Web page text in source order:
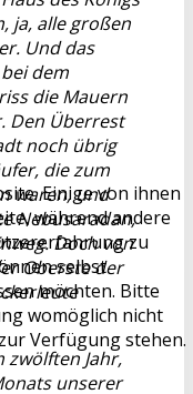
ja, alle großen
Und das
dem
die Mauern
Den Überrest
noch übrig
die zum
waren, und
Nebusaradan,
Doch von
Oberste der
zwölften Jahr,
unserer
Einige von ihnen
während andere
zu
selbst
möchten. Bitte
womöglich nicht
Verfügung stehen.